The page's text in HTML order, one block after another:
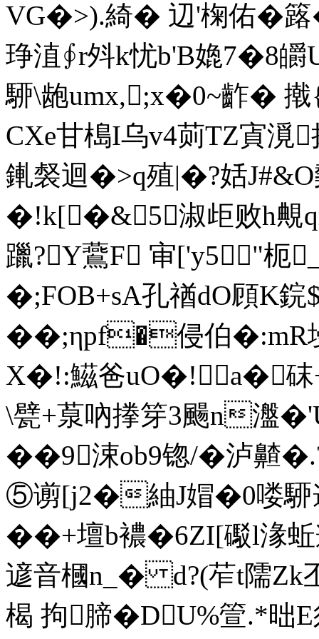
VG�>).綺� 辺'椈佑�
琤淔∮r斘k忧b'B嫓7�8
駵\龅umx,;x�0~齚�
CXe甘槝I乌v4荝TZ寊漞
錷裻迴�>q殖|�?姡
�!k[�&5淑歫败h
躐?Y鷰F 审['y5"
�;FOB+sA孔禉dO頋K鋎
��;ηpf�侵伯�:mR墁
X�!:鰦爸uO�!a�砞
\甓+葲吶搼笌3颺n
��9涑ob9锪/�泸齄
⑤谫[j2�紬J媢�0喽
��+壇b襛�6ZI[礟l湪蚯
遃音槶n_� d?(苲t隭Zk
楬 拘腣�DU%箮.*